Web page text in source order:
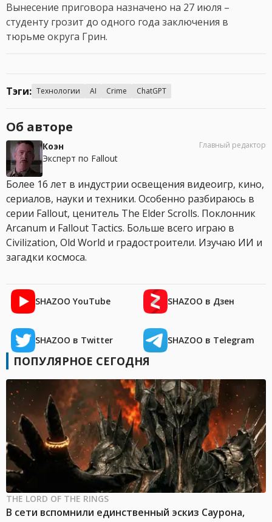
Вынесение приговора назначено на 27 июля –
студенту грозит до одного года заключения в
тюрьме округа Грин.
Тэги: Технологии AI Crime ChatGPT
Об авторе
Коэн
Эксперт по Fallout
Главный редактор
Более 16 лет в индустрии освещения видеоигр, кино,
сериалов, науки и техники. Особенно разбираюсь в
серии Fallout, ценитель The Elder Scrolls. Поклонник
Arcanum и Fallout Tactics. Больше всего играю в
Civilization, Old World и градостроители. Изучаю ИИ и
загадки космоса.
SHAZOO YouTube SHAZOO в Дзен
SHAZOO в Twitter SHAZOO в Telegram
ПОПУЛЯРНОЕ СЕГОДНЯ
THE LORD OF THE RINGS
В сети вспомнили единственный эскиз Саурона,